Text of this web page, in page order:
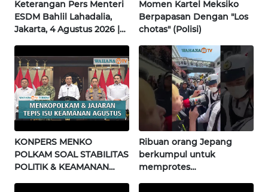
Keterangan Pers Menteri
ESDM Bahlil Lahadalia,
Jakarta, 4 Agustus 2026 |
Momen Kartel Meksiko
Berpapasan Dengan "Los
chotas" (Polisi)
KONPERS MENKO
POLKAM SOAL STABILITAS
POLITIK & KEAMANAN
Ribuan orang Jepang
berkumpul untuk
memprotes
WN
JATIM
WN
BALI
WN
KALBAR
WN
KALTENG